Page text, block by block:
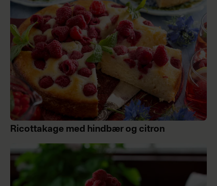
Ricottakage med hindbær og citron